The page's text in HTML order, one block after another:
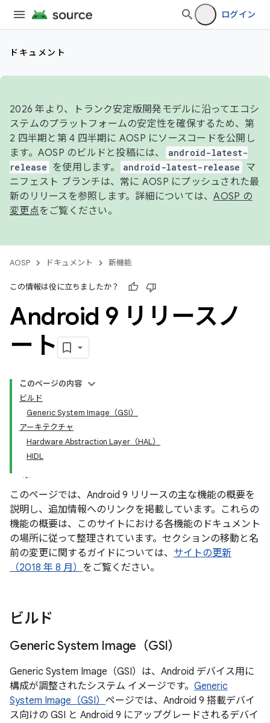
ログイン
ドキュメント
2026 年より、トランク安定版開発モデルに沿ってエコシ
ステムのプラットフォームの安定性を確保するため、第
2 四半期と第 4 四半期に AOSP にソースコードを公開し
ます。AOSP のビルドと投稿には、
android-latest-
release
を使用します。 android-latest-release
マ
ニフェスト ブランチは、常に AOSP にプッシュされた最
新のリリースを参照します。詳細については、AOSP の
変更点をご覧ください。
AOSP ドキュメント 新機能
この情報は役に立ちましたか？
Android 9 リリースノ
ート
このページの内容
ビルド
Generic System Image（GSI）
アーキテクチャ
Hardware Abstraction Layer（HAL）
HIDL
このページでは、Android 9 リリースの主な機能の概要を
説明し、追加情報へのリンクを掲載しています。これらの
機能の概要は、このサイトにおける各機能のドキュメント
の場所に従って整理されています。セクションの移動と名
前の変更に関するガイドについては、 サイトの更新
（2018 年 8 月） をご覧ください。
ビルド
Generic System Image（GSI）
Generic System Image（GSI）は、Android デバイス用に
構成が調整されたシステム イメージです。 Generic
System Image（GSI） ページでは、Android 9 搭載デバイ
ス向けの GSI と Android 9 にアップグレードされるデバイ